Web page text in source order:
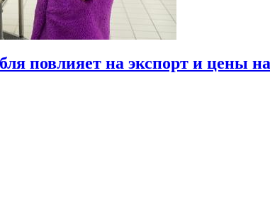
повлияет на экспорт и цены